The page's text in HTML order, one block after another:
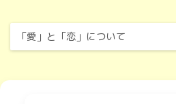
「愛」と「恋」について